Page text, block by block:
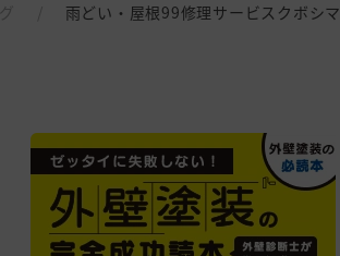
雨どい・屋根99修理サービスクボシマ